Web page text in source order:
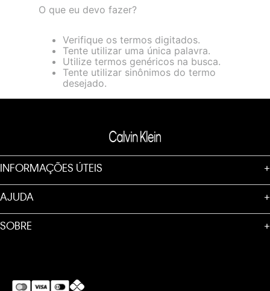
fornecer a você toda a funcionalidade do site, incluindo,
entre outros, a capacidade de comprar um item em nossa
Cookies acesse o link.
O que eu devo fazer?
Verifique os termos digitados.
Tente utilizar uma única palavra.
Utilize termos genéricos na busca.
Tente utilizar sinônimos do termo
desejado.
INFORMAÇÕES ÚTEIS +
AJUDA +
SOBRE +